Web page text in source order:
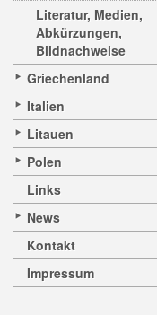
Literatur, Medien,
Abkürzungen,
Bildnachweise
Griechenland
Italien
Litauen
Polen
Links
News
Kontakt
Impressum